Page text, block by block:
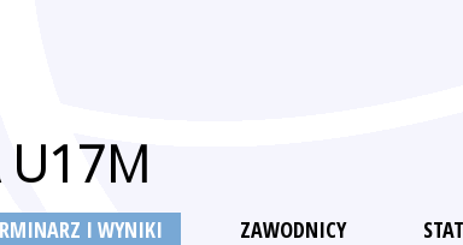
U17M
I WYNIKI ZAWODNICY